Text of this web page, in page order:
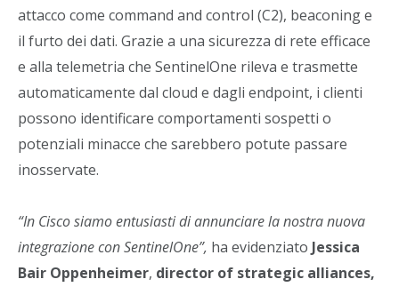
attacco come command and control (C2), beaconing e
il furto dei dati. Grazie a una sicurezza di rete efficace
e alla telemetria che SentinelOne rileva e trasmette
automaticamente dal cloud e dagli endpoint, i clienti
possono identificare comportamenti sospetti o
potenziali minacce che sarebbero potute passare
inosservate.
“In Cisco siamo entusiasti di annunciare la nostra nuova
integrazione con SentinelOne”, ha evidenziato Jessica
Bair Oppenheimer, director of strategic alliances,